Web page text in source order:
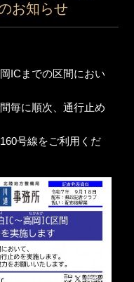
お知らせ
ICまでの区間におい
毎に順次、通行止め
号線をご利用くだ